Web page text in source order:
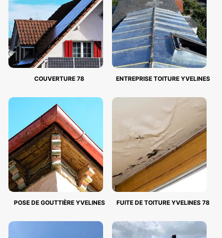
COUVERTURE 78 ENTREPRISE TOITURE YVELINES
POSE DE GOUTTIÈRE YVELINES FUITE DE TOITURE YVELINES 78